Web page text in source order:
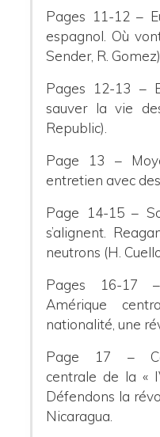
Pages 11-12 –
espagnol. Où
Sender, R. Gomez).
Pages 12-13 –
sauver la vie
Republic).
Page 13 –
entretien avec
Page 14-15 –
s’alignent.
neutrons (H.
Pages 16-17
Amérique
nationalité, une
Page 17 –
centrale de la «
Défendons la
Nicaragua.